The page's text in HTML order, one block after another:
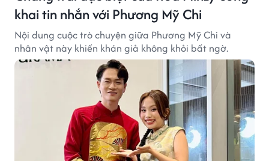
khai tin nhắn với Phương Mỹ Chi
Nội dung cuộc trò chuyện giữa Phương Mỹ Chi và
nhân vật này khiến khán giả không khỏi bất ngờ.